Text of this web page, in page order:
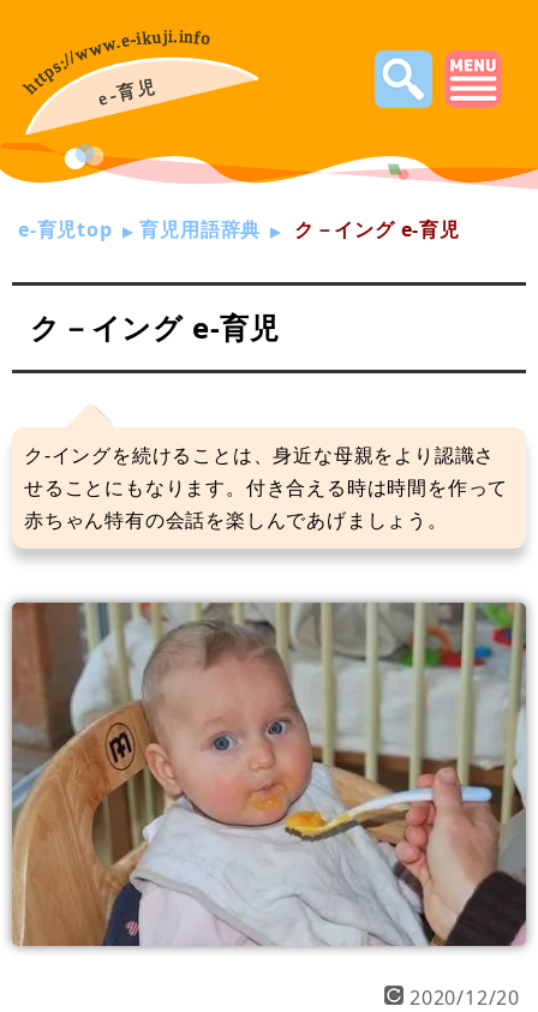
e-育児top 育児用語辞典 ク－イング e-育児
ク－イング e-育児
ク-イングを続けることは、身近な母親をより認識さ
せることにもなります。付き合える時は時間を作って
赤ちゃん特有の会話を楽しんであげましょう。
2020/12/20